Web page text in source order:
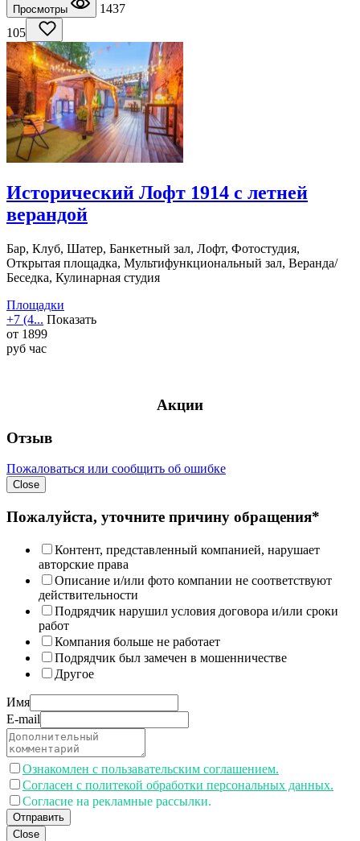
Просмотры
1437
105
Исторический Лофт 1914 с летней
верандой
Бар, Клуб, Шатер, Банкетный зал, Лофт, Фотостудия,
Открытая площадка, Мультифункциональный зал, Веранда/
Беседка, Кулинарная студия
Площадки
+7 (4... Показать
от 1899
руб час
Акции
Отзыв
Пожаловаться или сообщить об ошибке
Close
Пожалуйста, уточните причину обращения*
Контент, представленный компанией, нарушает
авторские права
Описание и/или фото компании не соответствуют
действительности
Подрядчик нарушил условия договора и/или сроки
работ
Компания больше не работает
Подрядчик был замечен в мошенничестве
Другое
Имя
E-mail
Ознакомлен с пользавательским соглашением.
Согласен с политекой обработки персональных данных.
Согласие на рекламные рассылки.
Отправить
Close